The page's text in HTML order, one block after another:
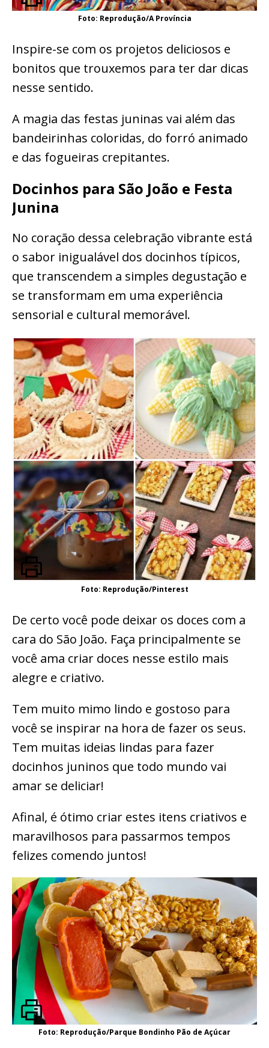
Foto: Reprodução/A Província
Inspire-se com os projetos deliciosos e
bonitos que trouxemos para ter dar dicas
nesse sentido.
A magia das festas juninas vai além das
bandeirinhas coloridas, do forró animado
e das fogueiras crepitantes.
Docinhos para São João e Festa
Junina
No coração dessa celebração vibrante está
o sabor inigualável dos docinhos típicos,
que transcendem a simples degustação e
se transformam em uma experiência
sensorial e cultural memorável.
Foto: Reprodução/Pinterest
De certo você pode deixar os doces com a
cara do São João. Faça principalmente se
você ama criar doces nesse estilo mais
alegre e criativo.
Tem muito mimo lindo e gostoso para
você se inspirar na hora de fazer os seus.
Tem muitas ideias lindas para fazer
docinhos juninos que todo mundo vai
amar se deliciar!
Afinal, é ótimo criar estes itens criativos e
maravilhosos para passarmos tempos
felizes comendo juntos!
Foto: Reprodução/Parque Bondinho Pão de Açúcar